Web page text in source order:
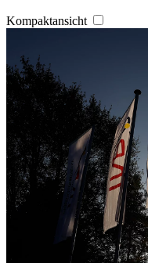
Kompaktansicht